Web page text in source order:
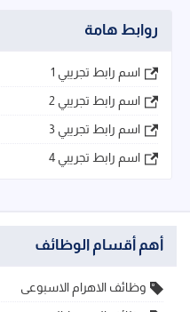
روابط هامة
اسم رابط تجريبي 1
اسم رابط تجريبي 2
اسم رابط تجريبي 3
اسم رابط تجريبي 4
أهم أقسام الوظائف
وظائف الاهرام الاسبوعى